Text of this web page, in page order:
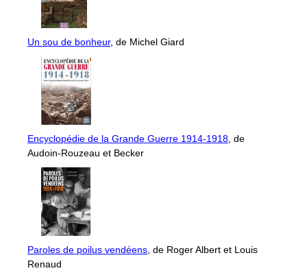
Un sou de bonheur, de Michel Giard
Encyclopédie de la Grande Guerre 1914-1918 , de
Audoin-Rouzeau et Becker
Paroles de poilus vendéens , de Roger Albert et Louis
Renaud